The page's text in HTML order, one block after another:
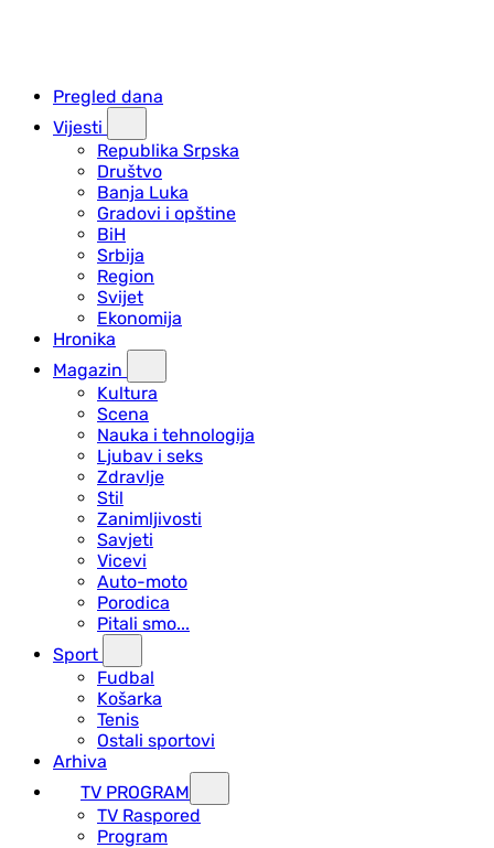
Pregled dana
Vijesti
Republika Srpska
Društvo
Banja Luka
Gradovi i opštine
BiH
Srbija
Region
Svijet
Ekonomija
Hronika
Magazin
Kultura
Scena
Nauka i tehnologija
Ljubav i seks
Zdravlje
Stil
Zanimljivosti
Savjeti
Vicevi
Auto-moto
Porodica
Pitali smo...
Sport
Fudbal
Košarka
Tenis
Ostali sportovi
Arhiva
TV PROGRAM
ТV Raspored
Program